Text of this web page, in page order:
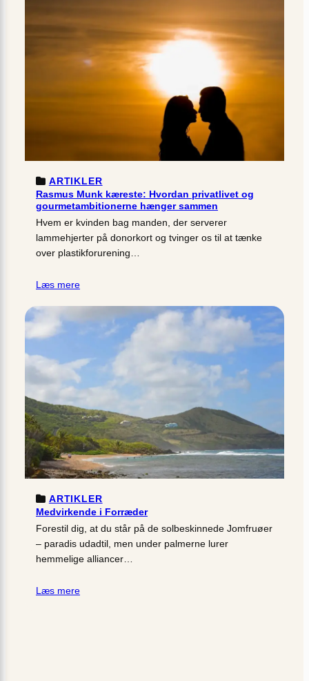
ARTIKLER
Rasmus Munk kæreste: Hvordan privatlivet og
gourmetambitionerne hænger sammen
Hvem er kvinden bag manden, der serverer
lammehjerter på donorkort og tvinger os til at tænke
over plastikforurening…
Læs mere
ARTIKLER
Medvirkende i Forræder
Forestil dig, at du står på de solbeskinnede Jomfruøer
– paradis udadtil, men under palmerne lurer
hemmelige alliancer…
Læs mere